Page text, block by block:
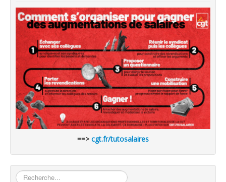
==> cgt.fr/tutosalaires
Rechercher